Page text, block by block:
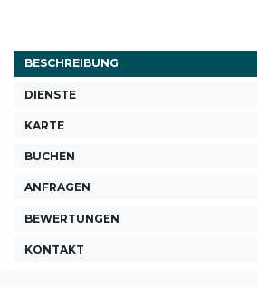
BESCHREIBUNG
DIENSTE
KARTE
BUCHEN
ANFRAGEN
BEWERTUNGEN
KONTAKT